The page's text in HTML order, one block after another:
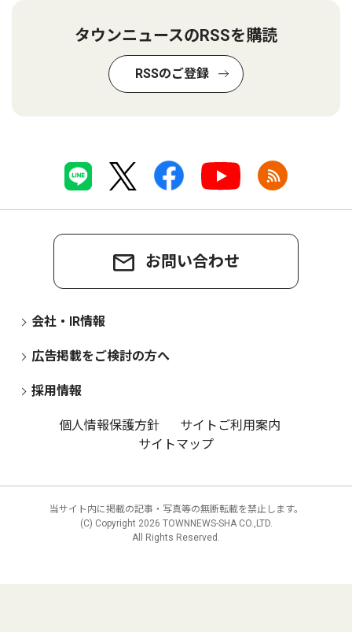
タウンニュースのRSSを購読
RSSのご登録
お問い合わせ
会社・IR情報
広告掲載をご検討の方へ
採用情報
個人情報保護方針
サイトご利用案内
サイトマップ
当サイト内に掲載の記事・写真等の無断転載を禁止します。
(C) Copyright 2026 TOWNNEWS-SHA CO.,LTD.
All Rights Reserved.